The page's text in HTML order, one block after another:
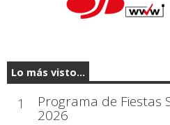
Lo más visto...
1 Programa de Fiestas
2026